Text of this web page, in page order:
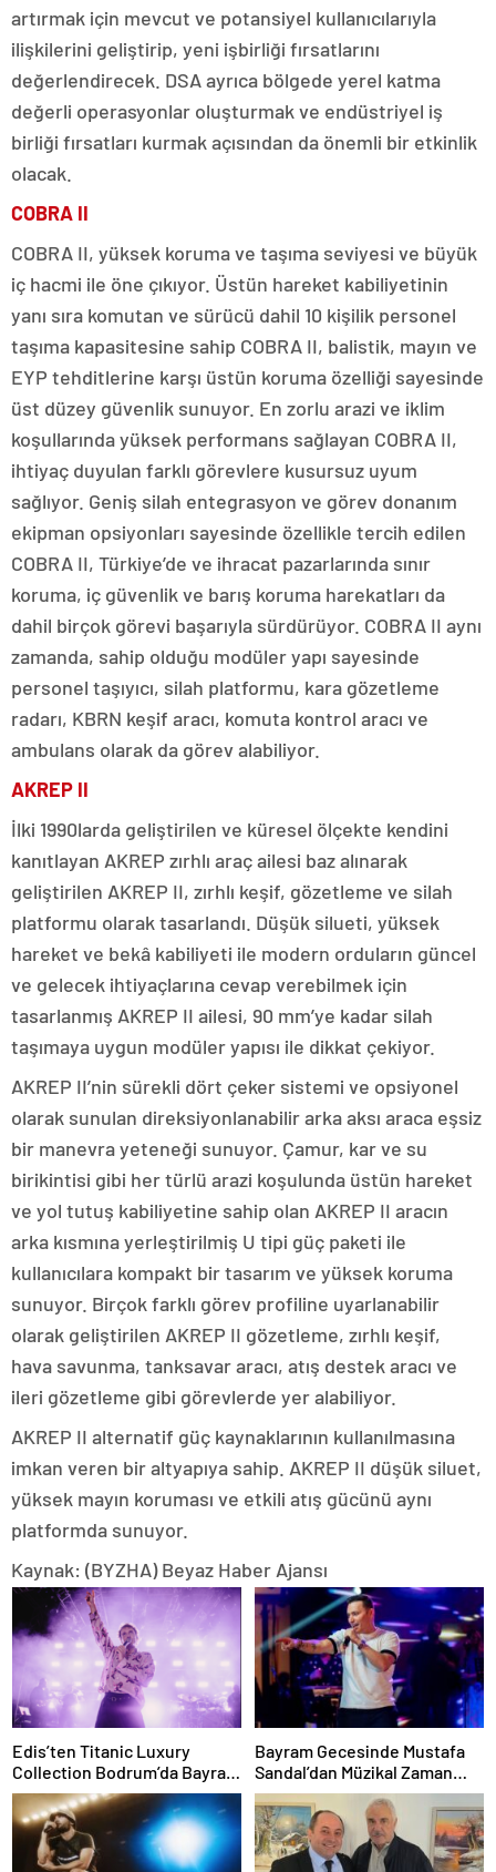
artırmak için mevcut ve potansiyel kullanıcılarıyla
ilişkilerini geliştirip, yeni işbirliği fırsatlarını
değerlendirecek. DSA ayrıca bölgede yerel katma
değerli operasyonlar oluşturmak ve endüstriyel iş
birliği fırsatları kurmak açısından da önemli bir etkinlik
olacak.
COBRA II
COBRA II, yüksek koruma ve taşıma seviyesi ve büyük
iç hacmi ile öne çıkıyor. Üstün hareket kabiliyetinin
yanı sıra komutan ve sürücü dahil 10 kişilik personel
taşıma kapasitesine sahip COBRA II, balistik, mayın ve
EYP tehditlerine karşı üstün koruma özelliği sayesinde
üst düzey güvenlik sunuyor. En zorlu arazi ve iklim
koşullarında yüksek performans sağlayan COBRA II,
ihtiyaç duyulan farklı görevlere kusursuz uyum
sağlıyor. Geniş silah entegrasyon ve görev donanım
ekipman opsiyonları sayesinde özellikle tercih edilen
COBRA II, Türkiye’de ve ihracat pazarlarında sınır
koruma, iç güvenlik ve barış koruma harekatları da
dahil birçok görevi başarıyla sürdürüyor. COBRA II aynı
zamanda, sahip olduğu modüler yapı sayesinde
personel taşıyıcı, silah platformu, kara gözetleme
radarı, KBRN keşif aracı, komuta kontrol aracı ve
ambulans olarak da görev alabiliyor.
AKREP II
İlki 1990larda geliştirilen ve küresel ölçekte kendini
kanıtlayan AKREP zırhlı araç ailesi baz alınarak
geliştirilen AKREP II, zırhlı keşif, gözetleme ve silah
platformu olarak tasarlandı. Düşük silueti, yüksek
hareket ve bekâ kabiliyeti ile modern orduların güncel
ve gelecek ihtiyaçlarına cevap verebilmek için
tasarlanmış AKREP II ailesi, 90 mm’ye kadar silah
taşımaya uygun modüler yapısı ile dikkat çekiyor.
AKREP II’nin sürekli dört çeker sistemi ve opsiyonel
olarak sunulan direksiyonlanabilir arka aksı araca eşsiz
bir manevra yeteneği sunuyor. Çamur, kar ve su
birikintisi gibi her türlü arazi koşulunda üstün hareket
ve yol tutuş kabiliyetine sahip olan AKREP II aracın
arka kısmına yerleştirilmiş U tipi güç paketi ile
kullanıcılara kompakt bir tasarım ve yüksek koruma
sunuyor. Birçok farklı görev profiline uyarlanabilir
olarak geliştirilen AKREP II gözetleme, zırhlı keşif,
hava savunma, tanksavar aracı, atış destek aracı ve
ileri gözetleme gibi görevlerde yer alabiliyor.
AKREP II alternatif güç kaynaklarının kullanılmasına
imkan veren bir altyapıya sahip. AKREP II düşük siluet,
yüksek mayın koruması ve etkili atış gücünü aynı
platformda sunuyor.
Kaynak: (BYZHA) Beyaz Haber Ajansı
Edis’ten Titanic Luxury
Collection Bodrum’da Bayram
Gecesine Damga Vuran
Performans
Bayram Gecesinde Mustafa
Sandal’dan Müzikal Zaman
Yolculuğu